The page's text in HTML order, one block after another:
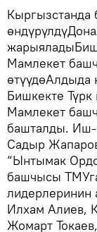
Кыргызстанда
Мамлекет
өтүүдөАлдыда
Бишкекте
Мамлекет
башталды. Иш-
Садыр
“Ынтымак
башчысы
лидерлеринин
Илхам Алиев,
Жомарт